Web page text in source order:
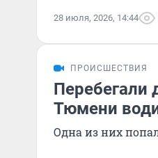
28 июля, 2026, 14:44
ПРОИСШЕСТВИЯ
Перебегали
Тюмени
Одна из них